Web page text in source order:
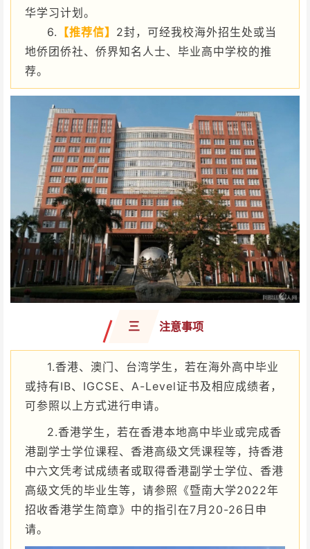
华学习计划。
6.
【推荐信】 2封，可经我校海外招生处或当
地侨团侨社、侨界知名人士、毕业高中学校的推
荐。
三 注意事项
1.香港、澳门、台湾学生，若在海外高中毕业
或持有IB、IGCSE、A-Level证书及相应成绩者，
可参照以上方式进行申请。
2.香港学生，若在香港本地高中毕业或完成香
港副学士学位课程、香港高级文凭课程等，持香港
中六文凭考试成绩者或取得香港副学士学位、香港
高级文凭的毕业生等，请参照《暨南大学2022年
招收香港学生简章》中的指引在7月20-26日申
请。